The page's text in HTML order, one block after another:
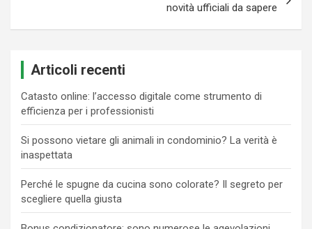
novità ufficiali da sapere
Articoli recenti
Catasto online: l’accesso digitale come strumento di
efficienza per i professionisti
Si possono vietare gli animali in condominio? La verità è
inaspettata
Perché le spugne da cucina sono colorate? Il segreto per
scegliere quella giusta